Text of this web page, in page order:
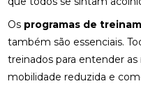
Os programas de
também são essenciais.
treinados para entender
mobilidade reduzida e